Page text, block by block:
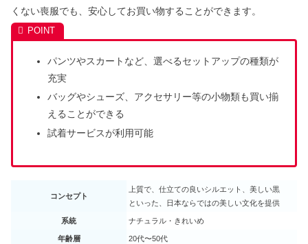
くない喪服でも、安心してお買い物することができます。
パンツやスカートなど、選べるセットアップの種類が
充実
バッグやシューズ、アクセサリー等の小物類も買い揃
えることができる
試着サービスが利用可能
コンセプト
上質で、仕立ての良いシルエット、美しい黒
といった、日本ならではの美しい文化を提供
系統 ナチュラル・きれいめ
年齢層 20代〜50代